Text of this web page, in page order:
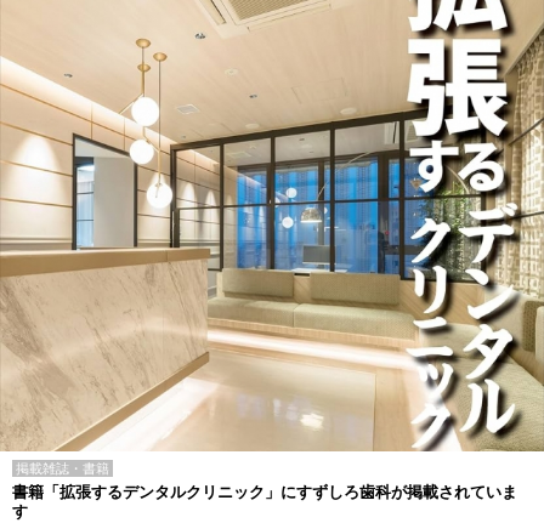
掲載雑誌・書籍
書籍「拡張するデンタルクリニック」にすずしろ歯科が掲載されていま
す